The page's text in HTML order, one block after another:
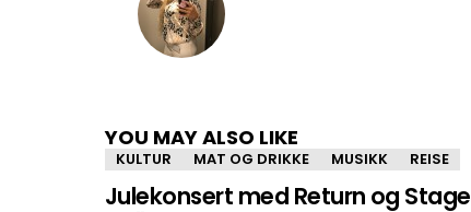
YOU MAY ALSO LIKE
KULTUR MAT OG DRIKKE MUSIKK REISE
Julekonsert med Return og Stage